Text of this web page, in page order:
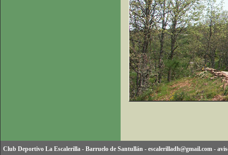
Club Deportivo La Escalerilla - Barruelo de Santullán - escalerilladh@gmail.com -